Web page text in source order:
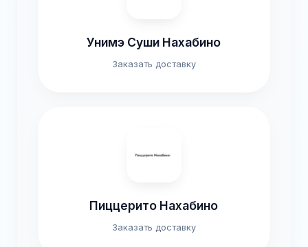
Унимэ Суши Нахабино
Заказать доставку
Пиццерито Нахабино
Заказать доставку